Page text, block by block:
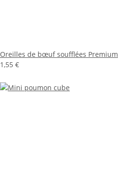
Oreilles de bœuf soufflées Premium
1,55 €